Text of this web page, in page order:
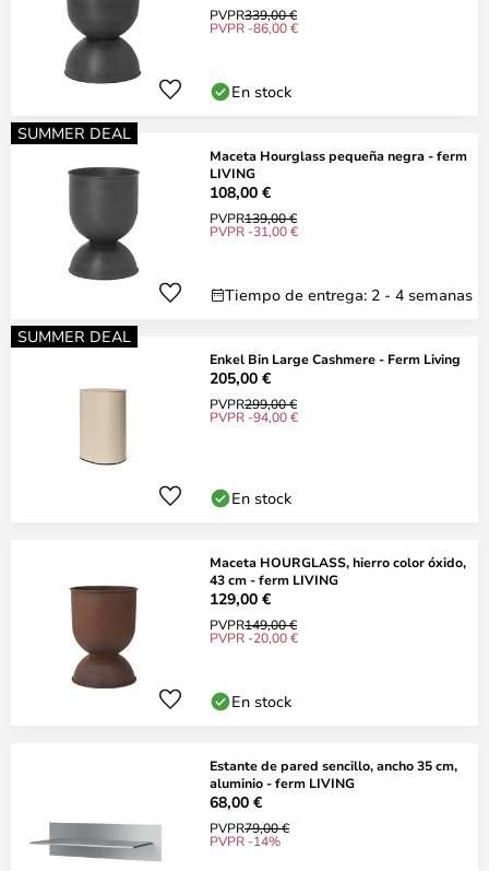
PVPR339,00 €
PVPR -86,00 €
En stock
SUMMER DEAL
Maceta Hourglass pequeña negra - ferm
LIVING
108,00 €
PVPR139,00 €
PVPR -31,00 €
Tiempo de entrega: 2 - 4 semanas
SUMMER DEAL
Enkel Bin Large Cashmere - Ferm Living
205,00 €
PVPR299,00 €
PVPR -94,00 €
En stock
Maceta HOURGLASS, hierro color óxido,
43 cm - ferm LIVING
129,00 €
PVPR149,00 €
PVPR -20,00 €
En stock
Estante de pared sencillo, ancho 35 cm,
aluminio - ferm LIVING
68,00 €
PVPR79,00 €
PVPR -14%